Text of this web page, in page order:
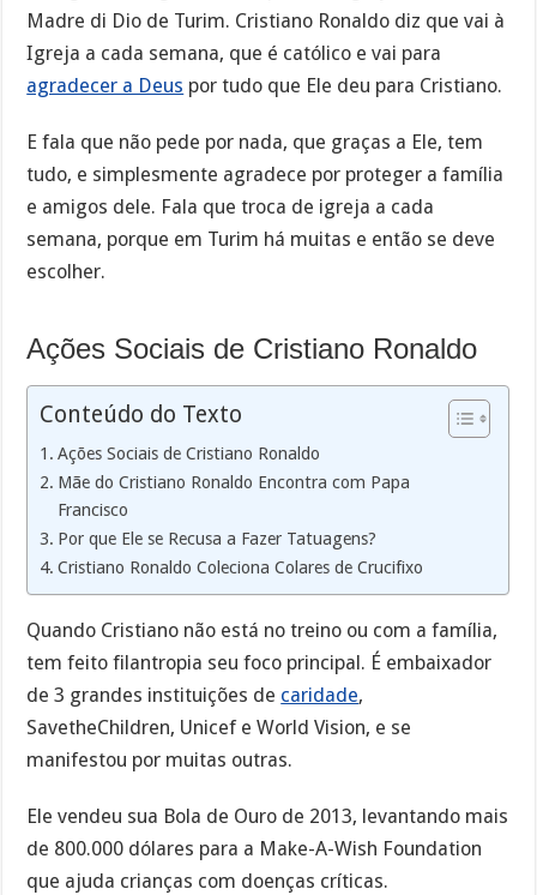
Madre di Dio de Turim. Cristiano Ronaldo diz que vai à
Igreja a cada semana, que é católico e vai para
agradecer a Deus por tudo que Ele deu para Cristiano.
E fala que não pede por nada, que graças a Ele, tem
tudo, e simplesmente agradece por proteger a família
e amigos dele. Fala que troca de igreja a cada
semana, porque em Turim há muitas e então se deve
escolher.
Ações Sociais de Cristiano Ronaldo
Conteúdo do Texto
Ações Sociais de Cristiano Ronaldo
Mãe do Cristiano Ronaldo Encontra com Papa
Francisco
Por que Ele se Recusa a Fazer Tatuagens?
Cristiano Ronaldo Coleciona Colares de Crucifixo
Quando Cristiano não está no treino ou com a família,
tem feito filantropia seu foco principal. É embaixador
de 3 grandes instituições de caridade,
SavetheChildren, Unicef e World Vision, e se
manifestou por muitas outras.
Ele vendeu sua Bola de Ouro de 2013, levantando mais
de 800.000 dólares para a Make-A-Wish Foundation
que ajuda crianças com doenças críticas.